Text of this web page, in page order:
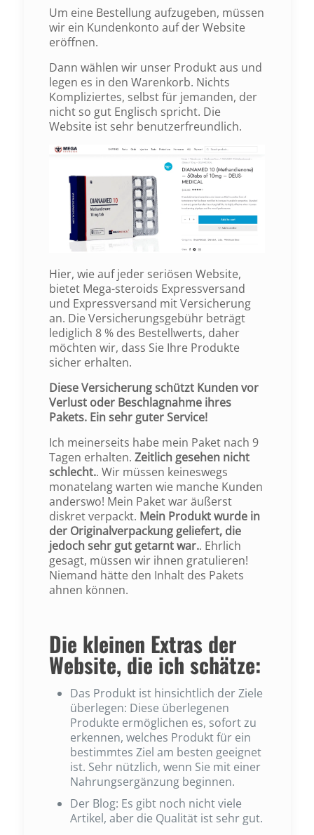
Um eine Bestellung aufzugeben, müssen
wir ein Kundenkonto auf der Website
eröffnen.
Dann wählen wir unser Produkt aus und
legen es in den Warenkorb. Nichts
Kompliziertes, selbst für jemanden, der
nicht so gut Englisch spricht. Die
Website ist sehr benutzerfreundlich.
Hier, wie auf jeder seriösen Website,
bietet Mega-steroids Expressversand
und Expressversand mit Versicherung
an. Die Versicherungsgebühr beträgt
lediglich 8 % des Bestellwerts, daher
möchten wir, dass Sie Ihre Produkte
sicher erhalten.
Diese Versicherung schützt Kunden vor
Verlust oder Beschlagnahme ihres
Pakets. Ein sehr guter Service!
Ich meinerseits habe mein Paket nach 9
Tagen erhalten. Zeitlich gesehen nicht
schlecht.. Wir müssen keineswegs
monatelang warten wie manche Kunden
anderswo! Mein Paket war äußerst
diskret verpackt. Mein Produkt wurde in
der Originalverpackung geliefert, die
jedoch sehr gut getarnt war.. Ehrlich
gesagt, müssen wir ihnen gratulieren!
Niemand hätte den Inhalt des Pakets
ahnen können.
Die kleinen Extras der
Website, die ich schätze:
Das Produkt ist hinsichtlich der Ziele
überlegen: Diese überlegenen
Produkte ermöglichen es, sofort zu
erkennen, welches Produkt für ein
bestimmtes Ziel am besten geeignet
ist. Sehr nützlich, wenn Sie mit einer
Nahrungsergänzung beginnen.
Der Blog: Es gibt noch nicht viele
Artikel, aber die Qualität ist sehr gut.